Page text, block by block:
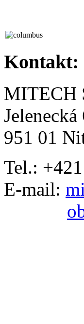
Kontakt:
MITECH
Jelenecká
951 01
Tel.:
E-mail: